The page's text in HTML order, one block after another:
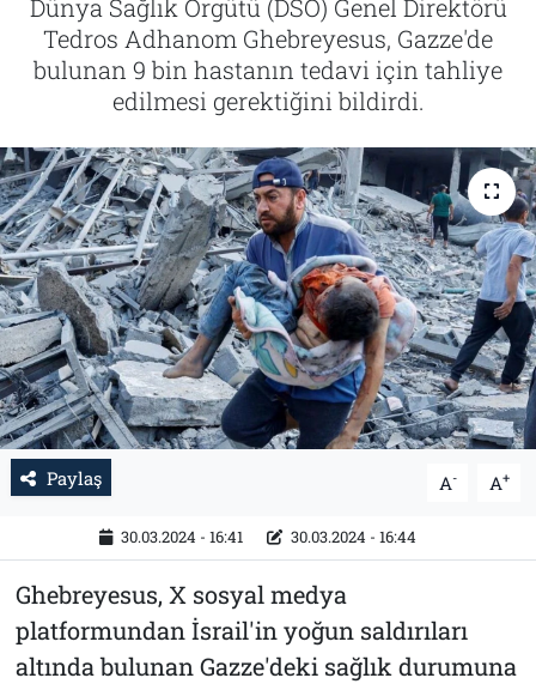
Dünya Sağlık Örgütü (DSÖ) Genel Direktörü
Tedros Adhanom Ghebreyesus, Gazze'de
bulunan 9 bin hastanın tedavi için tahliye
edilmesi gerektiğini bildirdi.
Paylaş A- A+
30.03.2024 - 16:41 30.03.2024 - 16:44
Ghebreyesus, X sosyal medya
platformundan İsrail'in yoğun saldırıları
altında bulunan Gazze'deki sağlık durumuna
Tarih
İletişim
Künye